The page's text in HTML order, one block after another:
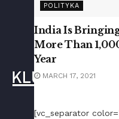
POLITYKA
India Is
More Than
Year
MARCH 17, 2021
[vc_separator